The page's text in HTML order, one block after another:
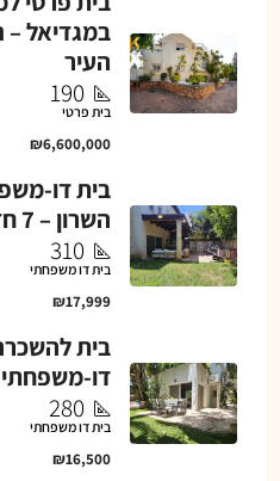
במגדיאל –
העיר
190
בית פרטי
₪6,600,000
בית דו-
השרון – 7 חדרים
310
בית דו משפחתי
₪17,999
בית
דו-
280
בית דו משפחתי
₪16,500